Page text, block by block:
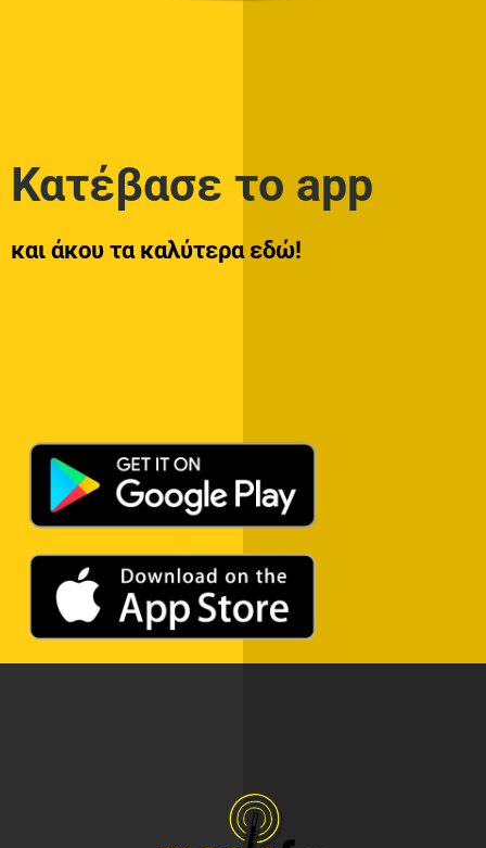
Κατέβασε το app
και άκου τα καλύτερα εδώ!